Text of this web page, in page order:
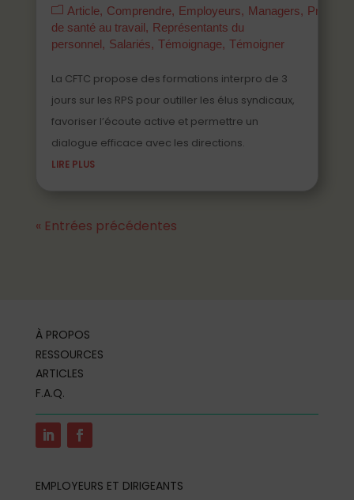
Article Comprendre Employeurs Managers
Prévenir
de santé au travail
Représentants du
personnel
Salariés Témoignage Témoigner
La CFTC propose des formations interpro de 3
jours sur les RPS pour outiller les élus syndicaux,
favoriser l’écoute active et permettre un
dialogue efficace avec les directions.
LIRE PLUS
« Entrées précédentes
À PROPOS
RESSOURCES
ARTICLES
F.A.Q.
EMPLOYEURS ET DIRIGEANTS